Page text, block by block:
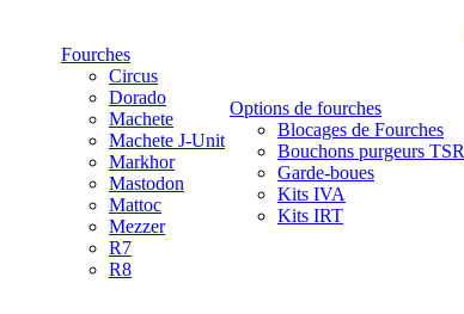
Fourches
Circus
Dorado
Machete
Machete J-Unit
Markhor
Mastodon
Mattoc
Mezzer
R7
R8
Options de fourches
Blocages de Fourches
Bouchons purgeurs TSR
Garde-boues
Kits IVA
Kits IRT